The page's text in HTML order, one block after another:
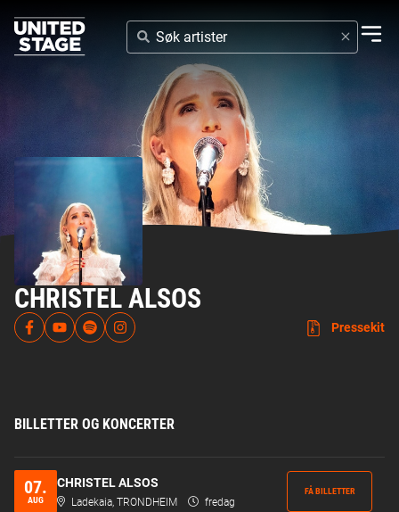
SØK
ARTISTER
CHRISTEL ALSOS
Pressekit
BILLETTER OG KONCERTER
07.
AUG
CHRISTEL ALSOS
Ladekaia, TRONDHEIM fredag
FÅ BILLETTER